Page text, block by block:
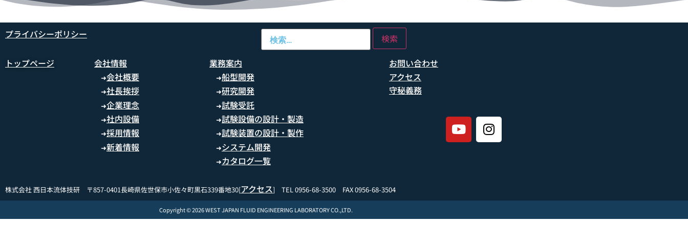
プライバシーポリシー
トップページ 会社情報
➜会社概要
➜社長挨拶
➜企業理念
➜社内設備
➜採用情報
➜新着情報
業務案内
➜船型開発
➜研究開発
➜試験受託
➜試験設備の設計・製造
➜試験装置の設計・製作
➜システム開発
➜カタログ一覧
お問い合わせ
アクセス
守秘義務
株式会社 西日本流体技研 〒857-0401長崎県佐世保市小佐々町黒石339番地30[アクセス] TEL 0956-68-3500 FAX 0956-68-3504
Copyright © 2026 WEST JAPAN FLUID ENGINEERING LABORATORY CO.,LTD.